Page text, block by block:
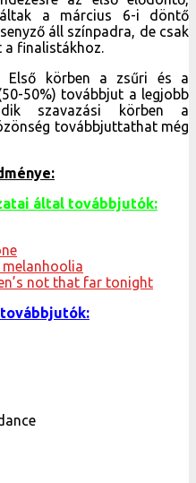
a március 6-i döntő
áll színpadra, de csak
a finalistákhoz.
Első körben a zsűri és a
50%) továbbjut a legjobb
szavazási körben a
továbbjuttathat még
által továbbjutók:
melanhoolia
not that far tonight